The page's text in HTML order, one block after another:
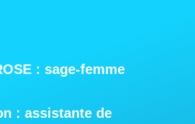
: sage-femme
: assistante de